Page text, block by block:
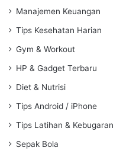
Manajemen Keuangan
Tips Kesehatan Harian
Gym & Workout
HP & Gadget Terbaru
Diet & Nutrisi
Tips Android / iPhone
Tips Latihan & Kebugaran
Sepak Bola